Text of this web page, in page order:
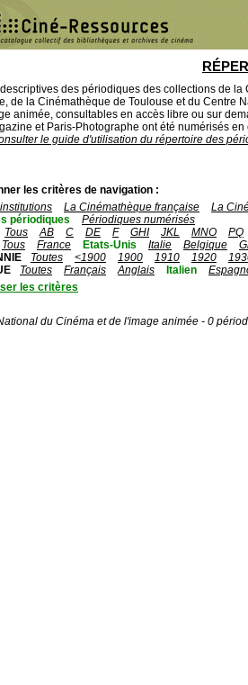
des périodiques des collections de la
de la Cinémathèque de Toulouse et du Centre
animée, consultables en accès libre ou sur
et Paris-Photographe ont été numérisés
le guide d'utilisation du répertoire des
les critères de navigation :
La Cinémathèque française La
périodiques
Périodiques numérisés
Tous AB C DE F GHI JKL MNO PQ
Tous France Etats-Unis Italie Belgique
Toutes <1900 1900 1910 1920
Toutes Français Anglais Italien
les critères
du Cinéma et de l'image animée - 0